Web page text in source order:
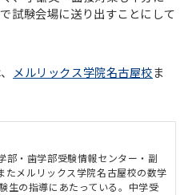
試験会場に送り出すことにして
メルリックス学院名古屋校ま
部・歯学部受験情報センター・副
たメルリックス学院名古屋校の数学
生の指導にあたっている。中学受